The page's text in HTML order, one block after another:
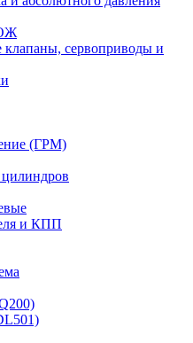
клапаны, сервоприводы и
(ГРМ)
и КПП